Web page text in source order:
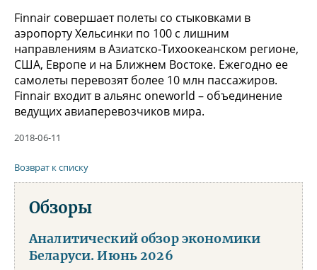
Finnair совершает полеты со стыковками в
аэропорту Хельсинки по 100 c лишним
направлениям в Азиатско-Тихоокеанском регионе,
США, Европе и на Ближнем Востоке. Ежегодно ее
самолеты перевозят более 10 млн пассажиров.
Finnair входит в альянс oneworld – объединение
ведущих авиаперевозчиков мира.
2018-06-11
Возврат к списку
Обзоры
Аналитический обзор экономики
Беларуси. Июнь 2026